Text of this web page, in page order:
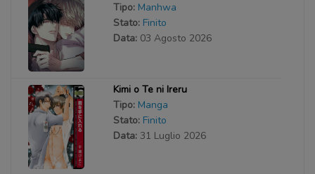
Tipo: Manhwa
Stato: Finito
Data: 03 Agosto 2026
Kimi o Te ni Ireru
Tipo: Manga
Stato: Finito
Data: 31 Luglio 2026